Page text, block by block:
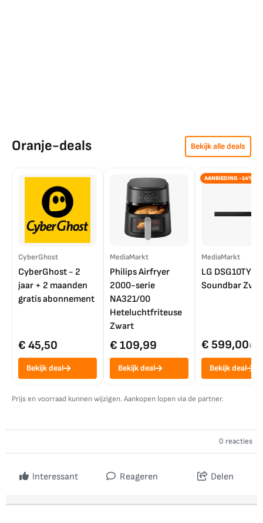
Oranje-deals Bekijk alle deals
CyberGhost
CyberGhost - 2
jaar + 2 maanden
gratis abonnement
€ 45,50
Bekijk deal
MediaMarkt
Philips Airfryer
2000-serie
NA321/00
Heteluchtfriteuse
Zwart
€ 109,99
Bekijk deal
AANBIEDING -14%
MediaMarkt
LG DSG10TY
Soundbar
€ 599,00€
Bekijk deal
Prijs en voorraad kunnen wijzigen. Aankopen lopen via de partner.
0 reacties
Interessant Reageren Delen